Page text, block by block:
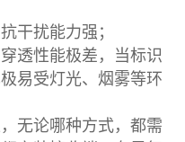
干扰能力强；
透性能极差，当标识
易受灯光、烟雾等环
无论哪种方式，都需